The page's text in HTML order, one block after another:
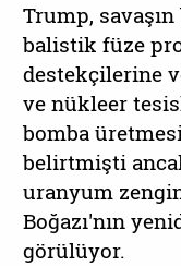
Trump,
balistik füze
destekçilerine
ve nükleer
bomba
belirtmişti
uranyum
Boğazı'nın
görülüyor.